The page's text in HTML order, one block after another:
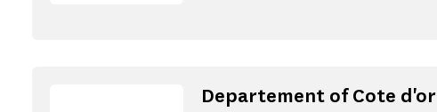
Departement of Cote d'or